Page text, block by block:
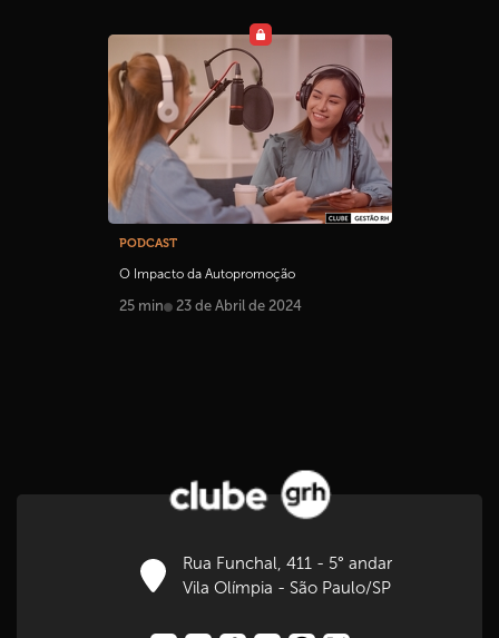
PODCAST
O Impacto da Autopromoção
25 min 23 de Abril de 2024
Rua Funchal, 411 - 5° andar
Vila Olímpia - São Paulo/SP